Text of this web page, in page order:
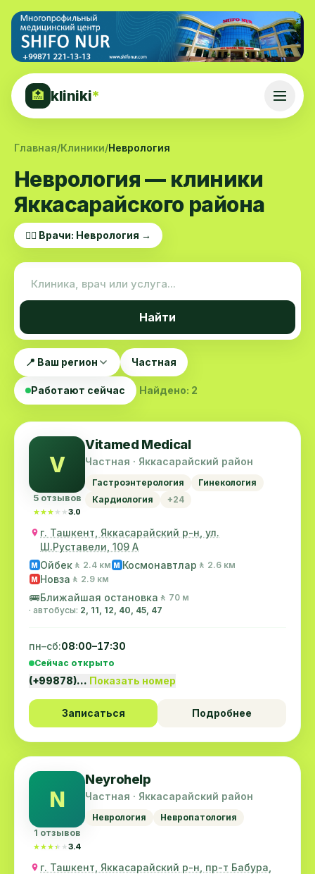
🏥 kliniki*
Главная/Клиники/Неврология
Неврология — клиники
Яккасарайского района
👨‍⚕️ Врачи: Неврология →
Найти
📍 Ваш регион Частная
Работают сейчас Найдено: 2
V
5 отзывов
★★★★★
★★★★★3.0
Vitamed Medical
Частная · Яккасарайский район
Гастроэнтерология
Гинекология
Кардиология
+24
г. Ташкент, Яккасарайский р-н, ул.
Ш.Руставели, 109 А
M Ойбек 🚶 2.4 км M Космонавтлар 🚶 2.6 км
M Новза 🚶 2.9 км
🚌Ближайшая остановка 🚶 70 м
· автобусы: 2, 11, 12, 40, 45, 47
пн–сб:08:00–17:30
Сейчас открыто
(+99878)… Показать номер
Записаться Подробнее
N
1 отзывов
★★★★★
★★★★★3.4
Neyrohelp
Частная · Яккасарайский район
Неврология Невропатология
г. Ташкент, Яккасарайский р-н, пр-т Бабура,